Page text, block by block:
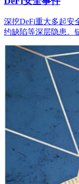
深挖DeFi重大多起安
约缺陷等深层隐患。